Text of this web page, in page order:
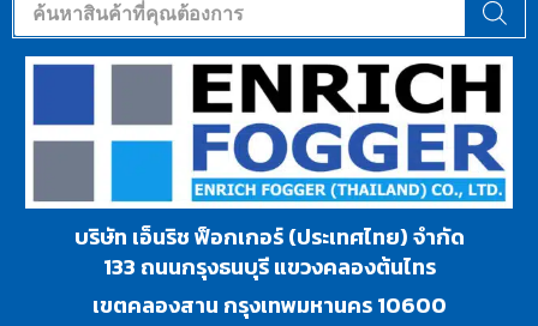
บริษัท เอ็นริช ฟ็อกเกอร์ (ประเทศไทย) จำกัด
133 ถนนกรุงธนบุรี แขวงคลองต้นไทร
เขตคลองสาน กรุงเทพมหานคร 10600